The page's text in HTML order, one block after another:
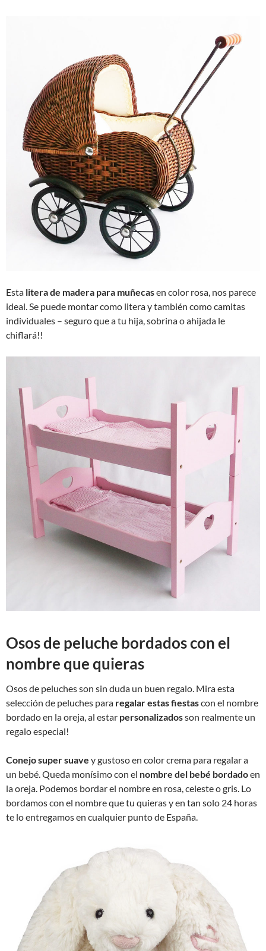
Esta litera de madera para muñecasen color rosa, nos parece
ideal. Se puede montar como litera y también como camitas
individuales – seguro que a tu hija, sobrina o ahijada le
chiflará!!
Osos de peluche bordados con el
nombre que quieras
Osos de peluches son sin duda un buen regalo. Mira esta
selección de peluches para regalar estas fiestascon el nombre
bordado en la oreja, al estar personalizadosson realmente un
regalo especial!
Conejo super suave y gustoso en color crema para regalar a
un bebé. Queda monísimo con el nombre del bebé bordadoen
la oreja. Podemos bordar el nombre en rosa, celeste o gris. Lo
bordamos con el nombre que tu quieras y en tan solo 24 horas
te lo entregamos en cualquier punto de España.